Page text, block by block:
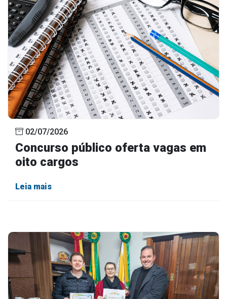
02/07/2026
Concurso público oferta vagas em
oito cargos
Leia mais